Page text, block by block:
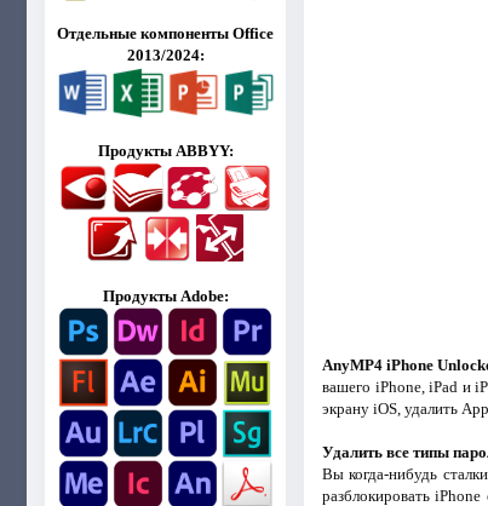
Отдельные компоненты Office
2013/2024:
Продукты ABBYY:
Продукты Adobe:
AnyMP4 iPhone
вашего iPhone, iPad и
экрану iOS, удалить
Удалить все типы
Вы когда-нибудь
разблокировать